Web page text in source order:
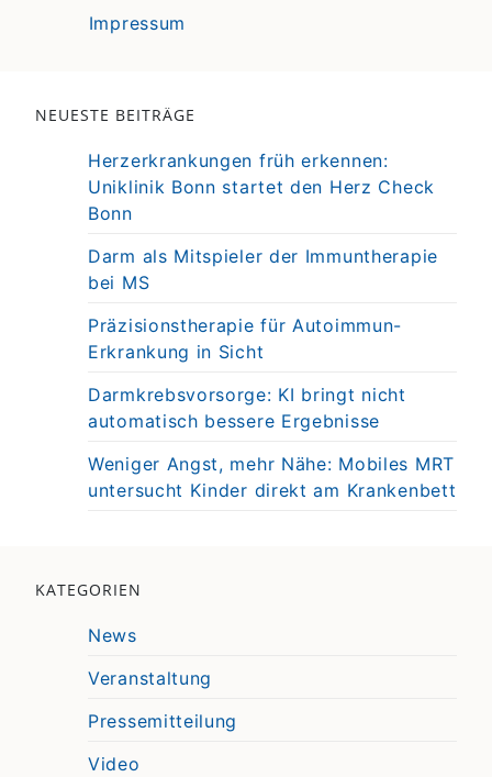
Impressum
NEUESTE BEITRÄGE
Herzerkrankungen früh erkennen:
Uniklinik Bonn startet den Herz Check
Bonn
Darm als Mitspieler der Immuntherapie
bei MS
Präzisionstherapie für Autoimmun-
Erkrankung in Sicht
Darmkrebsvorsorge: KI bringt nicht
automatisch bessere Ergebnisse
Weniger Angst, mehr Nähe: Mobiles MRT
untersucht Kinder direkt am Krankenbett
KATEGORIEN
News
Veranstaltung
Pressemitteilung
Video